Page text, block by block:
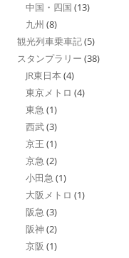
中国・四国 (13)
九州 (8)
観光列車乗車記(5)
スタンプラリー (38)
JR東日本 (4)
東京メトロ (4)
東急 (1)
西武(3)
京王 (1)
京急 (2)
小田急 (1)
大阪メトロ (1)
阪急 (3)
阪神 (2)
京阪 (1)